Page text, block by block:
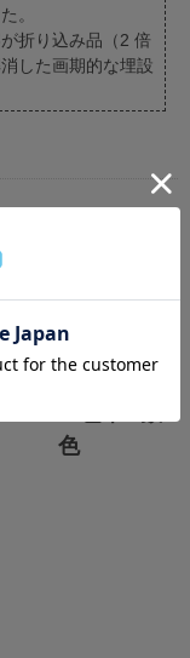
。
折り込み品（2 倍
した画期的な埋設
長 ク
色